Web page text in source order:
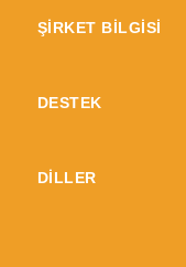
ŞİRKET BİLGİSİ
DESTEK
DİLLER